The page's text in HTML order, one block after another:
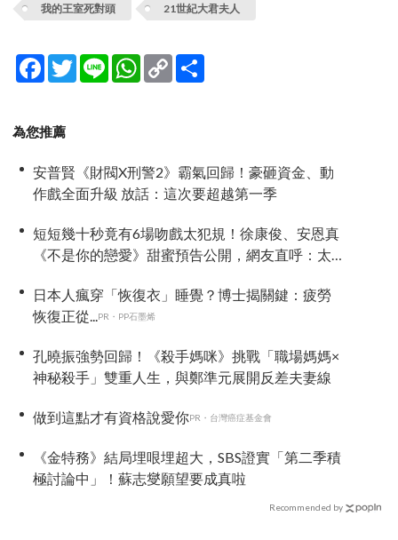
我的王室死對頭 21世紀大君夫人
Facebook
TwitterLine WhatsApp
Copy
Link
為您推薦
安普賢《財閥X刑警2》霸氣回歸！豪砸資金、動
作戲全面升級 放話：這次要超越第一季
短短幾十秒竟有6場吻戲太犯規！徐康俊、安恩真
《不是你的戀愛》甜蜜預告公開，網友直呼：太
日本人瘋穿「恢復衣」睡覺？博士揭關鍵：疲勞
恢復正從...
PR・PP石墨烯
孔曉振強勢回歸！《殺手媽咪》挑戰「職場媽媽×
神秘殺手」雙重人生，與鄭準元展開反差夫妻線
做到這點才有資格說愛你PR・台灣癌症基金會
《金特務》結局埋哏埋超大，SBS證實「第二季積
極討論中」！蘇志燮願望要成真啦
Recommended by